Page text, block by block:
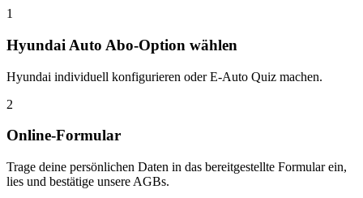
1
Hyundai Auto Abo-Option wählen
Hyundai individuell konfigurieren oder E-Auto Quiz machen.
2
Online-Formular
Trage deine persönlichen Daten in das bereitgestellte Formular ein,
lies und bestätige unsere AGBs.